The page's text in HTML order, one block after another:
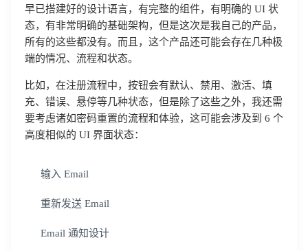
早已搭建好的设计语言，有完整的组件，有明确的 UI 状
态，有非常明确的基础架构，但是这次是我自己的产品，
所有的这些都没有。而且，这个产品还可能会存在几种极
端的情况、流程和状态。
比如，在注册流程中，按钮会有默认、禁用、激活、填
充、错误、悬停等几种状态，但是除了这些之外，我还需
要考虑诸如密码重置的流程和体验，这可能会涉及到 6 个
高度相似的 UI 界面状态：
输入 Email
重新发送 Email
Email 通知设计